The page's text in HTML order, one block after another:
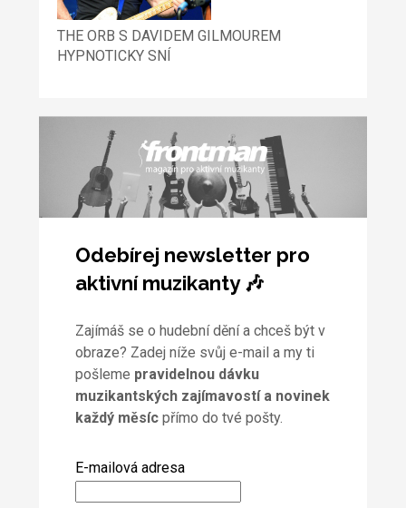
THE ORB S DAVIDEM GILMOUREM
HYPNOTICKY SNÍ
Odebírej newsletter pro
aktivní muzikanty 🎶
Zajímáš se o hudební dění a chceš být v
obraze? Zadej níže svůj e-mail a my ti
pošleme pravidelnou dávku
muzikantských zajímavostí a novinek
každý měsícpřímo do tvé pošty.
E-mailová adresa